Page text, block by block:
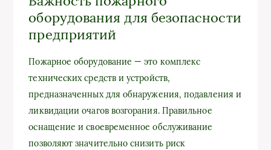
оборудования для безопасности
предприятий
Пожарное оборудование — это комплекс
технических средств и устройств,
предназначенных для обнаружения, подавления и
ликвидации очагов возгорания. Правильное
оснащение и своевременное обслуживание
позволяют значительно снизить риск